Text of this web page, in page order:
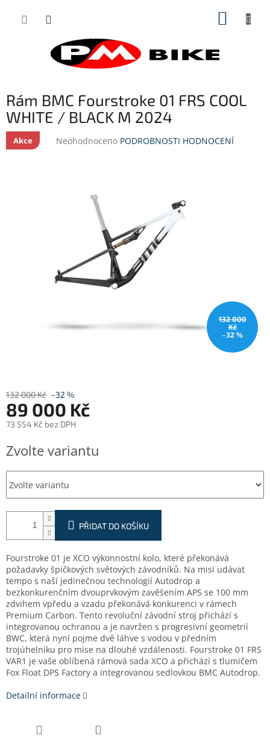
Rám BMC Fourstroke 01 FRS COOL
WHITE / BLACK M 2024
Akce
Průměrné
Neohodnoceno PODROBNOSTI HODNOCENÍ
132 000
Kč
–32 %
132 000 Kč –32 %
89 000 Kč
73 554 Kč bez DPH
cena:
Zvolte variantu
PŘIDAT DO KOŠÍKU
Fourstroke 01 je XCO výkonnostní kolo, které překonává
požadavky špičkových světových závodníků. Na misi udávat
tempo s naší jedinečnou technologií Autodrop a
bezkonkurenčním dvouprvkovým zavěšením APS se 100 mm
zdvihem vpředu a vzadu překonává konkurenci v rámech
Premium Carbon. Tento revoluční závodní stroj přichází s
integrovanou ochranou a je navržen s progresivní geometrií
BWC, která nyní pojme dvě láhve s vodou v předním
trojúhelníku pro mise na dlouhé vzdálenosti. Fourstroke 01 FRS
VAR1 je vaše oblíbená rámová sada XCO a přichází s tlumičem
Fox Float DPS Factory a integrovanou sedlovkou BMC Autodrop.
Detailní informace